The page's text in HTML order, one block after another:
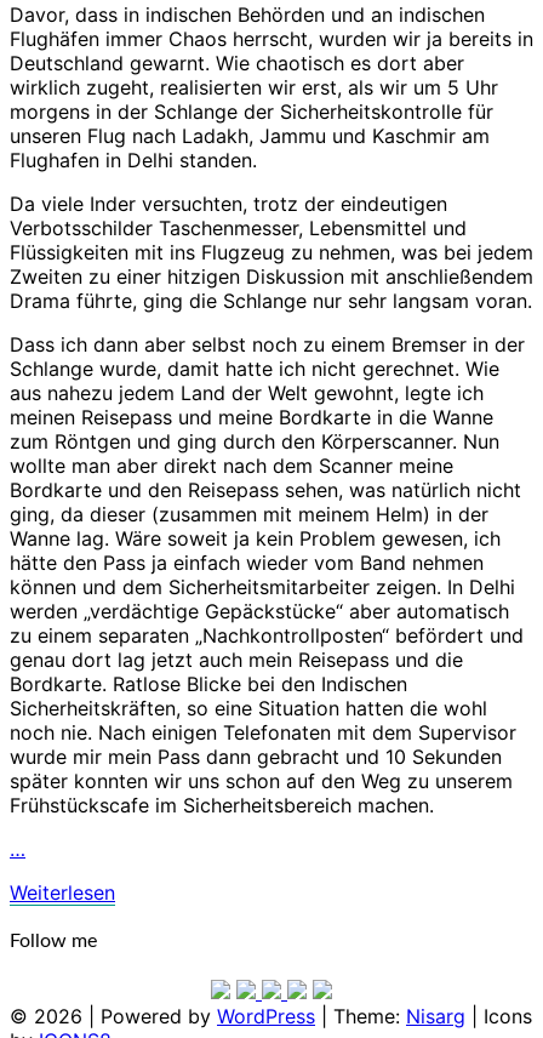
Davor, dass in indischen Behörden und an indischen
Flughäfen immer Chaos herrscht, wurden wir ja bereits in
Deutschland gewarnt. Wie chaotisch es dort aber
wirklich zugeht, realisierten wir erst, als wir um 5 Uhr
morgens in der Schlange der Sicherheitskontrolle für
unseren Flug nach Ladakh, Jammu und Kaschmir am
Flughafen in Delhi standen.
Da viele Inder versuchten, trotz der eindeutigen
Verbotsschilder Taschenmesser, Lebensmittel und
Flüssigkeiten mit ins Flugzeug zu nehmen, was bei jedem
Zweiten zu einer hitzigen Diskussion mit anschließendem
Drama führte, ging die Schlange nur sehr langsam voran.
Dass ich dann aber selbst noch zu einem Bremser in der
Schlange wurde, damit hatte ich nicht gerechnet. Wie
aus nahezu jedem Land der Welt gewohnt, legte ich
meinen Reisepass und meine Bordkarte in die Wanne
zum Röntgen und ging durch den Körperscanner. Nun
wollte man aber direkt nach dem Scanner meine
Bordkarte und den Reisepass sehen, was natürlich nicht
ging, da dieser (zusammen mit meinem Helm) in der
Wanne lag. Wäre soweit ja kein Problem gewesen, ich
hätte den Pass ja einfach wieder vom Band nehmen
können und dem Sicherheitsmitarbeiter zeigen. In Delhi
werden „verdächtige Gepäckstücke“ aber automatisch
zu einem separaten „Nachkontrollposten“ befördert und
genau dort lag jetzt auch mein Reisepass und die
Bordkarte. Ratlose Blicke bei den Indischen
Sicherheitskräften, so eine Situation hatten die wohl
noch nie. Nach einigen Telefonaten mit dem Supervisor
wurde mir mein Pass dann gebracht und 10 Sekunden
später konnten wir uns schon auf den Weg zu unserem
Frühstückscafe im Sicherheitsbereich machen.
…
WeiterlesenWeiterlesen
Follow me
© 2026 Powered by WordPress Theme: Nisarg
Icons